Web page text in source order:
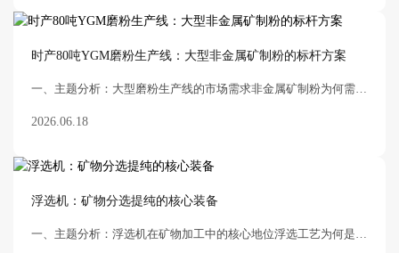
时产80吨YGM磨粉生产线：大型非金属矿制粉的标杆方案
一、主题分析：大型磨粉生产线的市场需求非金属矿制粉为何需要大型化升级？在非金属矿深加工领域，磨粉生产线的产能和效率直接决定企业的市场竞争力。随着电厂脱硫、建材添加剂、
2026.06.18
浮选机：矿物分选提纯的核心装备
一、主题分析：浮选机在矿物加工中的核心地位浮选工艺为何是选矿流程的关键环节？浮选是一种根据矿物颗粒表面物理化学性质的不同，从矿石中分离有用矿物的选矿方法。在我国古代，浮